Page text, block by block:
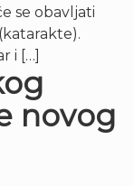
se obavljati
i […]
novog